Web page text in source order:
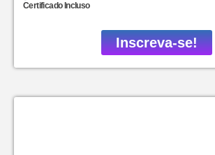
Certificado Incluso
Inscreva-se!